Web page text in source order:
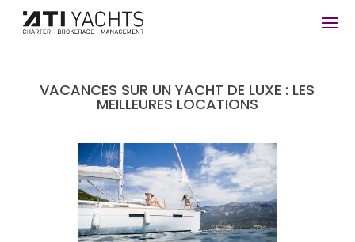
VACANCES SUR UN YACHT DE LUXE : LES
MEILLEURES LOCATIONS